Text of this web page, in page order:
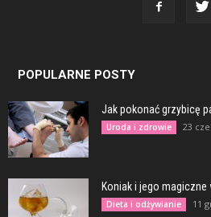
POPULARNE POSTY
Jak pokonać grzybicę
Uroda i zdrowie 23
Koniak i jego magiczne
Dieta i odżywianie 11